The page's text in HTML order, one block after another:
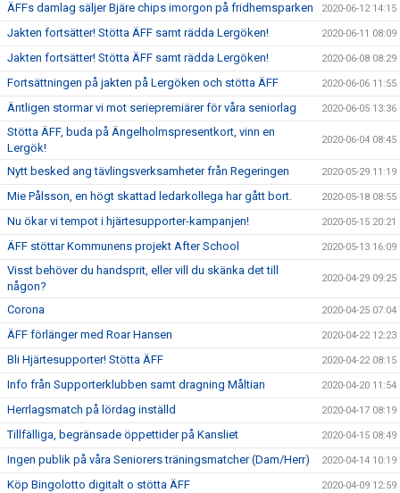
ÄFFs damlag säljer Bjäre chips imorgon på fridhemsparken 2020-06-12 14:15
Jakten fortsätter! Stötta ÄFF samt rädda Lergöken! 2020-06-11 08:09
Jakten fortsätter! Stötta ÄFF samt rädda Lergöken! 2020-06-08 08:29
Fortsättningen på jakten på Lergöken och stötta ÄFF 2020-06-06 11:55
Äntligen stormar vi mot seriepremiärer för våra seniorlag 2020-06-05 13:36
Stötta ÄFF, buda på Ängelholmspresentkort, vinn en
Lergök!
2020-06-04 08:45
Nytt besked ang tävlingsverksamheter från Regeringen 2020-05-29 11:19
Mie Pålsson, en högt skattad ledarkollega har gått bort. 2020-05-18 08:55
Nu ökar vi tempot i hjärtesupporter-kampanjen! 2020-05-15 20:21
ÄFF stöttar Kommunens projekt After School 2020-05-13 16:09
Visst behöver du handsprit, eller vill du skänka det till
någon?
2020-04-29 09:25
Corona 2020-04-25 07:04
ÄFF förlänger med Roar Hansen 2020-04-22 12:23
Bli Hjärtesupporter! Stötta ÄFF 2020-04-22 08:15
Info från Supporterklubben samt dragning Måltian 2020-04-20 11:54
Herrlagsmatch på lördag inställd 2020-04-17 08:19
Tillfälliga, begränsade öppettider på Kansliet 2020-04-15 08:49
Ingen publik på våra Seniorers träningsmatcher (Dam/Herr) 2020-04-14 10:19
Köp Bingolotto digitalt o stötta ÄFF 2020-04-09 12:59